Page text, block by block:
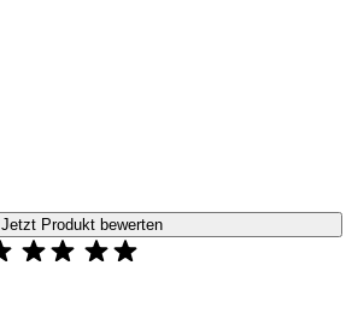
Jetzt Produkt bewerten